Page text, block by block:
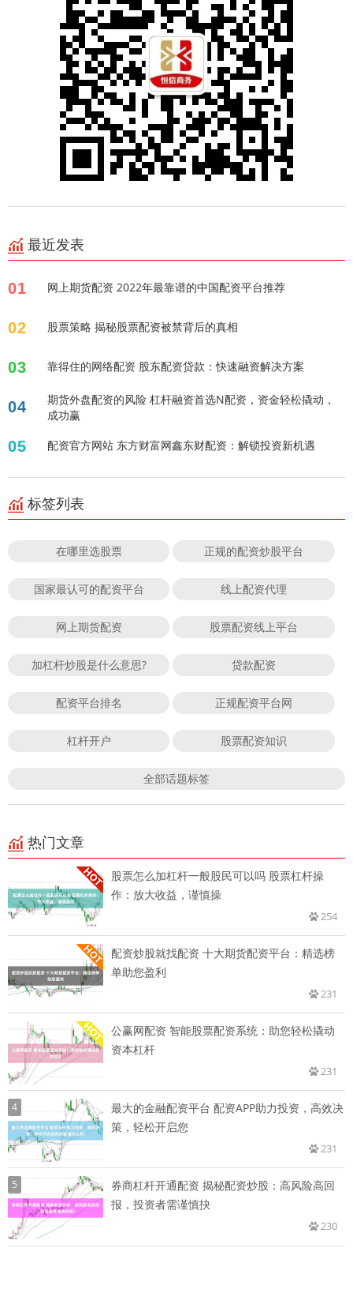
最近发表
01 网上期货配资 2022年最靠谱的中国配资平台推荐
02 股票策略 揭秘股票配资被禁背后的真相
03 靠得住的网络配资 股东配资贷款：快速融资解决方案
04
期货外盘配资的风险 杠杆融资首选N配资，资金轻松撬动，
成功赢
05 配资官方网站 东方财富网鑫东财配资：解锁投资新机遇
标签列表
在哪里选股票 正规的配资炒股平台
国家最认可的配资平台 线上配资代理
网上期货配资 股票配资线上平台
加杠杆炒股是什么意思? 贷款配资
配资平台排名 正规配资平台网
杠杆开户 股票配资知识
全部话题标签
热门文章
股票怎么加杠杆一般股民可以吗 股票杠杆操
作：放大收益，谨慎操
254
配资炒股就找配资 十大期货配资平台：精选榜
单助您盈利
231
公赢网配资 智能股票配资系统：助您轻松撬动
资本杠杆
231
4
最大的金融配资平台 配资APP助力投资，高效决
策，轻松开启您
231
5
券商杠杆开通配资 揭秘配资炒股：高风险高回
报，投资者需谨慎抉
230